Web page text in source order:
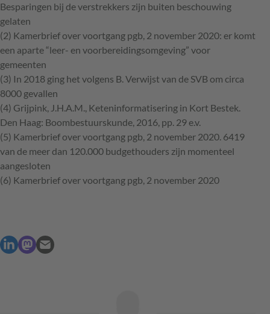
Besparingen bij de verstrekkers zijn buiten beschouwing
gelaten
(2) Kamerbrief over voortgang pgb, 2 november 2020: er komt
een aparte “leer- en voorbereidingsomgeving” voor
gemeenten
(3) In 2018 ging het volgens B. Verwijst van de SVB om circa
8000 gevallen
(4) Grijpink, J.H.A.M., Keteninformatisering in Kort Bestek.
Den Haag: Boombestuurskunde, 2016, pp. 29 e.v.
(5) Kamerbrief over voortgang pgb, 2 november 2020. 6419
van de meer dan 120.000 budgethouders zijn momenteel
aangesloten
(6) Kamerbrief over voortgang pgb, 2 november 2020